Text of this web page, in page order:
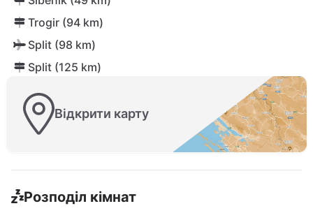
Trogir (94 km)
Split (98 km)
Split (125 km)
Відкрити карту
Розподіл кімнат